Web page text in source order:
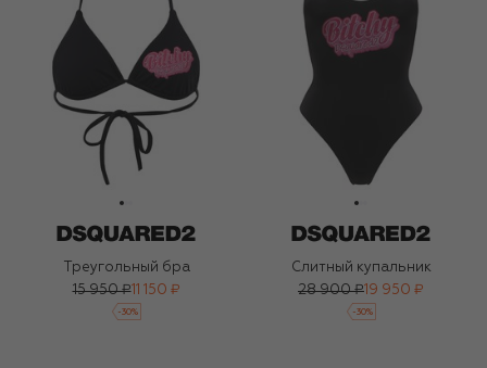
Треугольный бра
15 950 ₽11 150 ₽
-30%
Слитный купальник
28 900 ₽ 19 950 ₽
-30%